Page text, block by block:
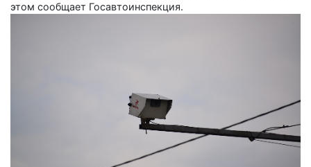
этом сообщает Госавтоинспекция.